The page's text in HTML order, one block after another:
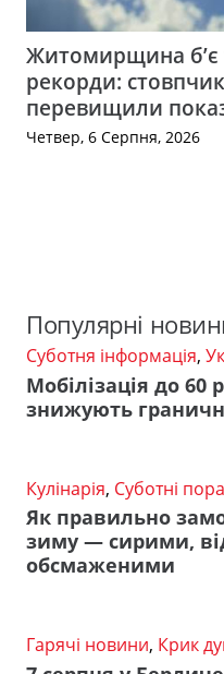
Житомирщина б’є
рекорди:
перевищили
Четвер, 6 Серпня, 2026
Популярні
Суботня інформація,
Мобілізація до 60
знижують
Кулінарія, Суботні
Як правильно
зиму — сирими,
обсмаженими
Гарячі новини, Крик